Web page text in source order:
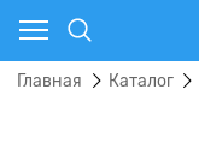
Главная Каталог